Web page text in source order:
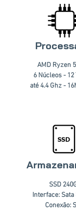
AMD Ryzen
6 Núcleos -
até 4.4 Ghz -
SSD
Interface: Sata
Conexão: